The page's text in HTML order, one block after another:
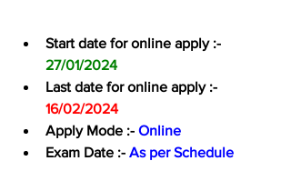
Start date for online apply :-
27/01/2024
Last date for online apply :-
16/02/2024
Apply Mode :- Online
Exam Date :- As per Schedule